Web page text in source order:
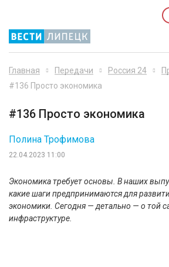
Главная Передачи Россия 24
#136 Просто экономика
#136 Просто экономика
22.04.2023 11:00
Полина Трофимова
Экономика требует основы. В наших
какие шаги предпринимаются для
экономики. Сегодня — детально — о той
инфраструктуре.